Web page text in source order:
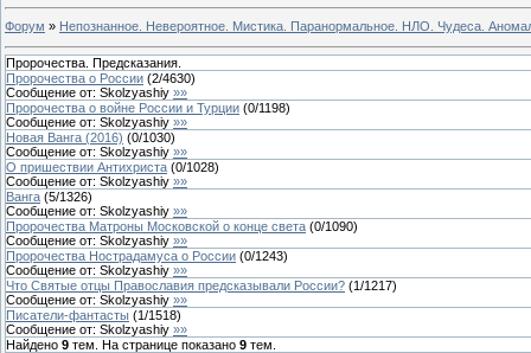
Форум » Непознанное. Невероятное. Мистика. Паранормальное. НЛО. Чудеса.
Пророчества. Предсказания.
Пророчества о России (2/4630)
Сообщение от: Skolzyashiy »»
Пророчества о войне России и Турции (0/1198)
Сообщение от: Skolzyashiy »»
Новая Ванга (2016) (0/1030)
Сообщение от: Skolzyashiy »»
О пришествии Антихриста (0/1028)
Сообщение от: Skolzyashiy »»
Ванга (5/1326)
Сообщение от: Skolzyashiy »»
Пророчества Матроны Московской о конце света (0/1090)
Сообщение от: Skolzyashiy »»
Пророчества Нострадамуса о России (0/1243)
Сообщение от: Skolzyashiy »»
Что Святые отцы Православия предсказывали России? (1/1217)
Сообщение от: Skolzyashiy »»
Писатели-фантасты (1/1518)
Сообщение от: Skolzyashiy »»
Найдено 9 тем. На странице показано 9 тем.